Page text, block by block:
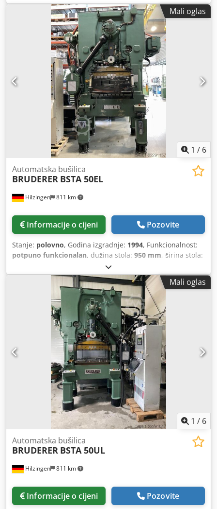
Mali oglas
1 / 6
Hilzingen 811 km
Automatska bušilica
BRUDERER BSTA 50EL
Informacije o cijeni Pozovite
Stanje: polovno, Godina izgradnje: 1994, Funkcionalnost:
potpuno funkcionalan, dužina stola: 950 mm, širina stola:
50 t, hod klipa:
Mali oglas
1 / 6
Hilzingen 811 km
Automatska bušilica
BRUDERER BSTA 50UL
Informacije o cijeni Pozovite